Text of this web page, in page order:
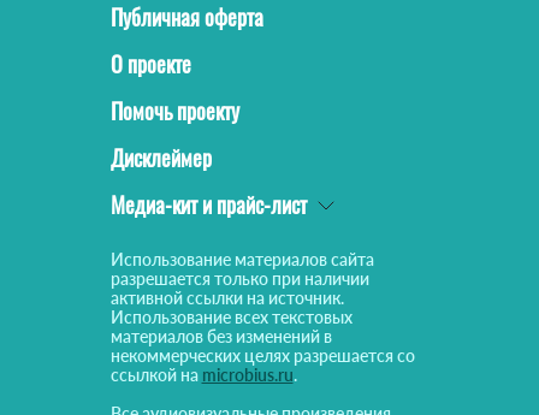
Публичная оферта
О проекте
Помочь проекту
Дисклеймер
Медиа-кит и прайс-лист
Использование материалов сайта
разрешается только при наличии
активной ссылки на источник.
Использование всех текстовых
материалов без изменений в
некоммерческих целях разрешается со
ссылкой на microbius.ru.